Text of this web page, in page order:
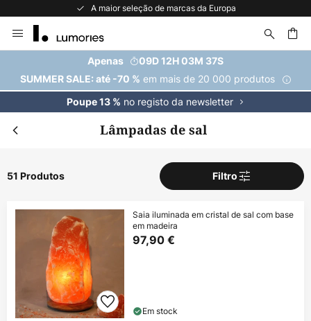
A maior seleção de marcas da Europa
para
Conteúdo
Apenas
09D 12H 03M 36S
SUMMER SALE: até -70 % em mais de 20 000 produtos
Poupe 13 % no registo da newsletter
Lâmpadas de sal
51 Produtos Filtro
Saia iluminada em cristal de sal com base
em madeira
97,90 €
Em stock